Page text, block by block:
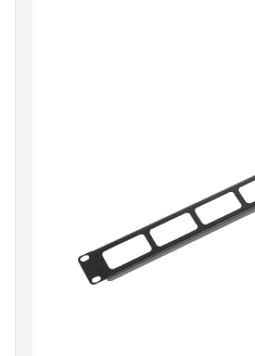
Кабеленесущие системы
Электротехническое